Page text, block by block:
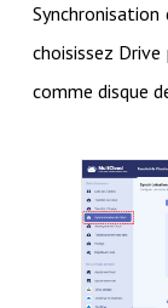
choisissez
comme disque